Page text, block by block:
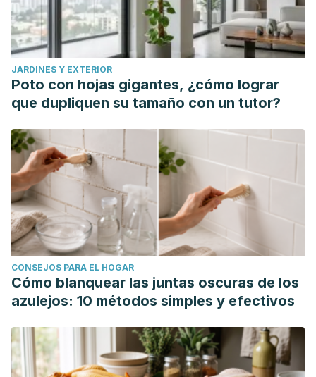
JARDINES Y EXTERIOR
Poto con hojas gigantes, ¿cómo lograr
que dupliquen su tamaño con un tutor?
CONSEJOS PARA EL HOGAR
Cómo blanquear las juntas oscuras de los
azulejos: 10 métodos simples y efectivos